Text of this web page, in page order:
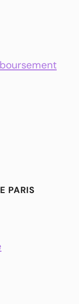
PARIS